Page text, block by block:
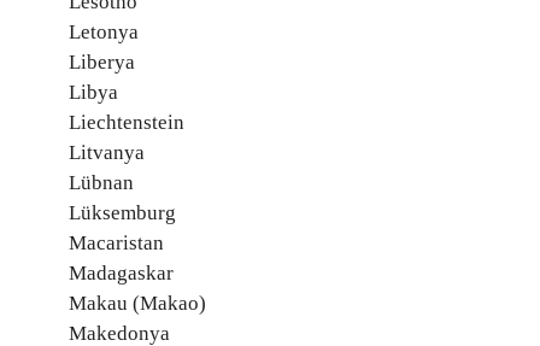
Letonya
Liberya
Libya
Liechtenstein
Litvanya
Lübnan
Lüksemburg
Macaristan
Madagaskar
Makau (Makao)
Makedonya